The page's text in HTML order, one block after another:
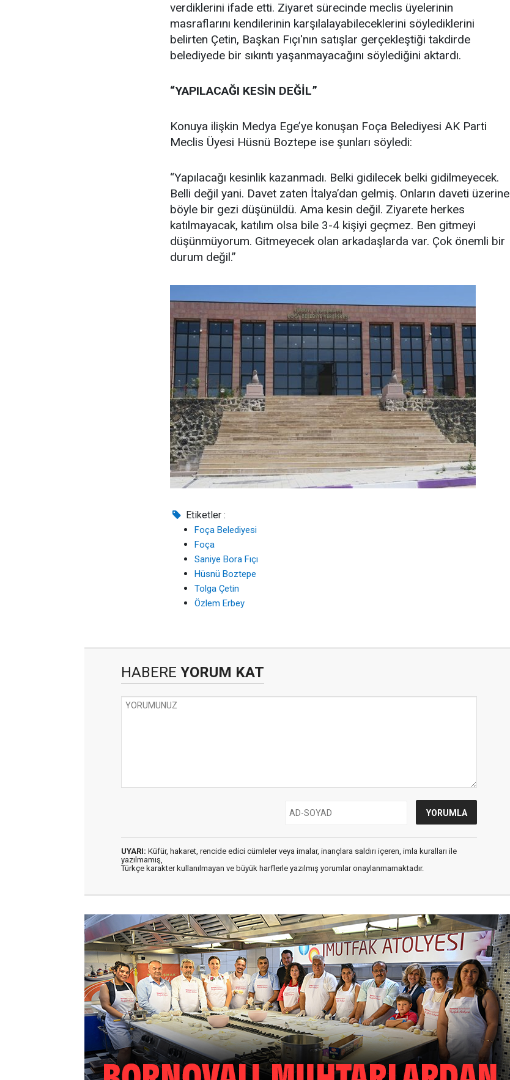
verdiklerini ifade etti. Ziyaret sürecinde meclis üyelerinin
masraflarını kendilerinin karşılalayabileceklerini söylediklerini
belirten Çetin, Başkan Fıçı'nın satışlar gerçekleştiği takdirde
belediyede bir sıkıntı yaşanmayacağını söylediğini aktardı.
“YAPILACAĞI KESİN DEĞİL”
Konuya ilişkin Medya Ege’ye konuşan Foça Belediyesi AK Parti
Meclis Üyesi Hüsnü Boztepe ise şunları söyledi:
“Yapılacağı kesinlik kazanmadı. Belki gidilecek belki gidilmeyecek.
Belli değil yani. Davet zaten İtalya’dan gelmiş. Onların daveti üzerine
böyle bir gezi düşünüldü. Ama kesin değil. Ziyarete herkes
katılmayacak, katılım olsa bile 3-4 kişiyi geçmez. Ben gitmeyi
düşünmüyorum. Gitmeyecek olan arkadaşlarda var. Çok önemli bir
durum değil.”
Etiketler :
Foça Belediyesi
Foça
Saniye Bora Fıçı
Hüsnü Boztepe
Tolga Çetin
Özlem Erbey
HABERE YORUM KAT
UYARI: Küfür, hakaret, rencide edici cümleler veya imalar, inançlara saldırı içeren, imla kuralları ile
yazılmamış,
Türkçe karakter kullanılmayan ve büyük harflerle yazılmış yorumlar onaylanmamaktadır.